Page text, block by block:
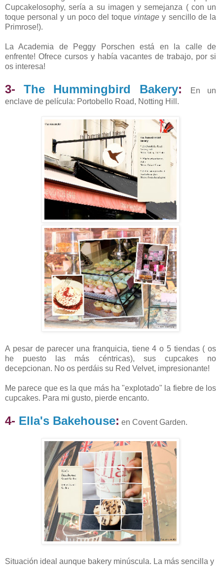
Cupcakelosophy, sería a su imagen y semejanza ( con un
toque personal y un poco del toque vintage y sencillo de la
Primrose!).
La Academia de Peggy Porschen está en la calle de
enfrente! Ofrece cursos y había vacantes de trabajo, por si
os interesa!
3-The Hummingbird Bakery:
En un
enclave de película: Portobello Road, Notting Hill.
A pesar de parecer una franquicia, tiene 4 o 5 tiendas ( os
he puesto las más céntricas), sus cupcakes no
decepcionan. No os perdáis su Red Velvet, impresionante!
Me parece que es la que más ha "explotado" la fiebre de los
cupcakes. Para mi gusto, pierde encanto.
4- Ella's Bakehouse: en Covent Garden.
Situación ideal aunque bakery minúscula. La más sencilla y